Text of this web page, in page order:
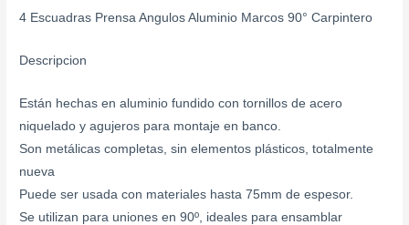
4 Escuadras Prensa Angulos Aluminio Marcos 90° Carpintero
Descripcion
Están hechas en aluminio fundido con tornillos de acero
niquelado y agujeros para montaje en banco.
Son metálicas completas, sin elementos plásticos, totalmente
nueva
Puede ser usada con materiales hasta 75mm de espesor.
Se utilizan para uniones en 90º, ideales para ensamblar